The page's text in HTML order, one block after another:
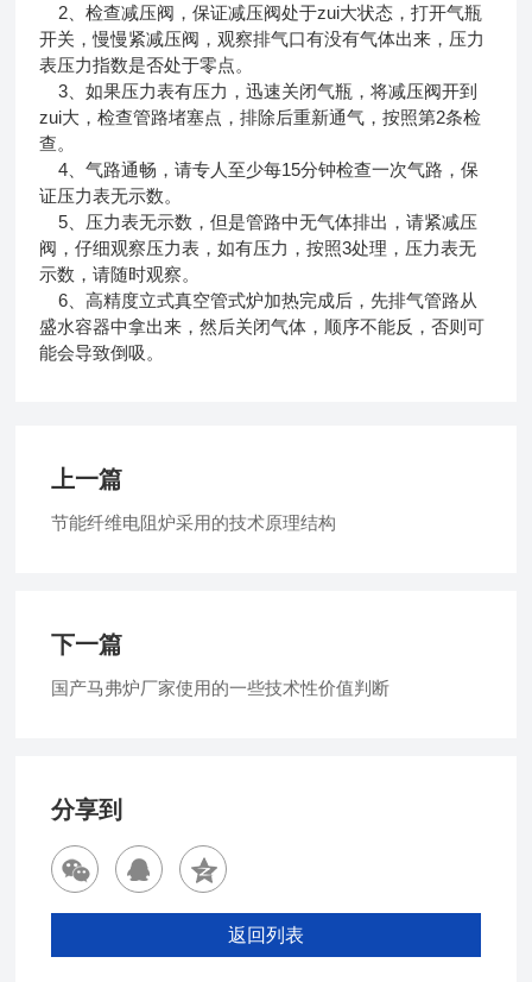
2、检查减压阀，保证减压阀处于zui大状态，打开气瓶
开关，慢慢紧减压阀，观察排气口有没有气体出来，压力
表压力指数是否处于零点。
3、如果压力表有压力，迅速关闭气瓶，将减压阀开到
zui大，检查管路堵塞点，排除后重新通气，按照第2条检
查。
4、气路通畅，请专人至少每15分钟检查一次气路，保
证压力表无示数。
5、压力表无示数，但是管路中无气体排出，请紧减压
阀，仔细观察压力表，如有压力，按照3处理，压力表无
示数，请随时观察。
6、高精度立式真空管式炉加热完成后，先排气管路从
盛水容器中拿出来，然后关闭气体，顺序不能反，否则可
能会导致倒吸。
上一篇
节能纤维电阻炉采用的技术原理结构
下一篇
国产马弗炉厂家使用的一些技术性价值判断
分享到
返回列表